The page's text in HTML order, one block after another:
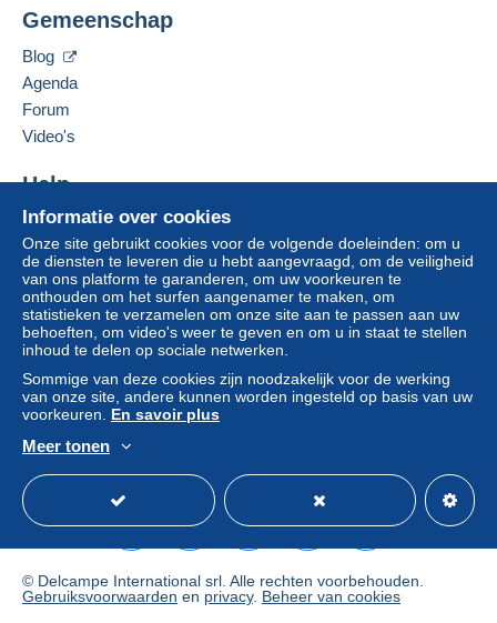
Informatie over cookies
Onze site gebruikt cookies voor de volgende doeleinden: om u
de diensten te leveren die u hebt aangevraagd, om de veiligheid
van ons platform te garanderen, om uw voorkeuren te
onthouden om het surfen aangenamer te maken, om
statistieken te verzamelen om onze site aan te passen aan uw
behoeften, om video's weer te geven en om u in staat te stellen
inhoud te delen op sociale netwerken.
Sommige van deze cookies zijn noodzakelijk voor de werking
van onze site, andere kunnen worden ingesteld op basis van uw
voorkeuren. En savoir plus
Meer tonen
Gemeenschap
Blog
Agenda
Forum
Video's
Help
Hulpcentrum
Kopen op Delcampe
Verkopen op Delcampe
Een beveiligde website
© Delcampe International srl. Alle rechten voorbehouden.
Gebruiksvoorwaarden en privacy. Beheer van cookies